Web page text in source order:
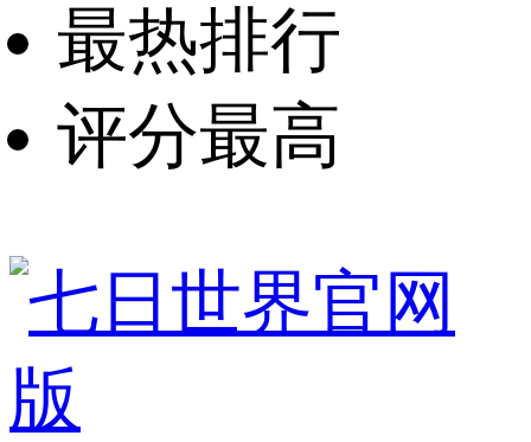
最热排行
评分最高